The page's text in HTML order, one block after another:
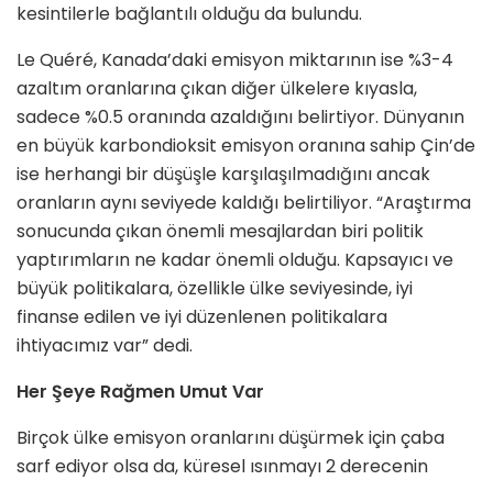
kesintilerle bağlantılı olduğu da bulundu.
Le Quéré, Kanada’daki emisyon miktarının ise %3-4
azaltım oranlarına çıkan diğer ülkelere kıyasla,
sadece %0.5 oranında azaldığını belirtiyor. Dünyanın
en büyük karbondioksit emisyon oranına sahip Çin’de
ise herhangi bir düşüşle karşılaşılmadığını ancak
oranların aynı seviyede kaldığı belirtiliyor. “Araştırma
sonucunda çıkan önemli mesajlardan biri politik
yaptırımların ne kadar önemli olduğu. Kapsayıcı ve
büyük politikalara, özellikle ülke seviyesinde, iyi
finanse edilen ve iyi düzenlenen politikalara
ihtiyacımız var” dedi.
Her Şeye Rağmen Umut Var
Birçok ülke emisyon oranlarını düşürmek için çaba
sarf ediyor olsa da, küresel ısınmayı 2 derecenin